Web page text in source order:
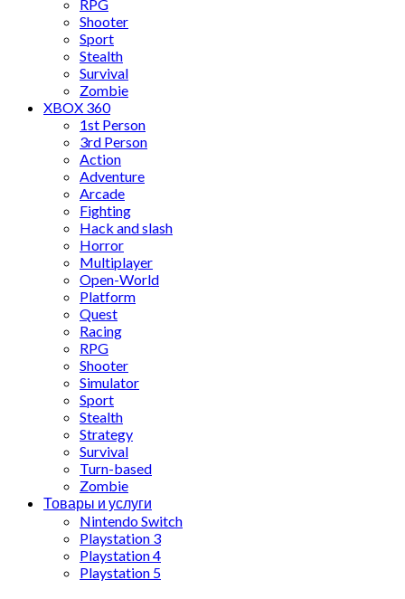
RPG
Shooter
Sport
Stealth
Survival
Zombie
XBOX 360
1st Person
3rd Person
Action
Adventure
Arcade
Fighting
Hack and slash
Horror
Multiplayer
Open-World
Platform
Quest
Racing
RPG
Shooter
Simulator
Sport
Stealth
Strategy
Survival
Turn-based
Zombie
Товары и услуги
Nintendo Switch
Playstation 3
Playstation 4
Playstation 5